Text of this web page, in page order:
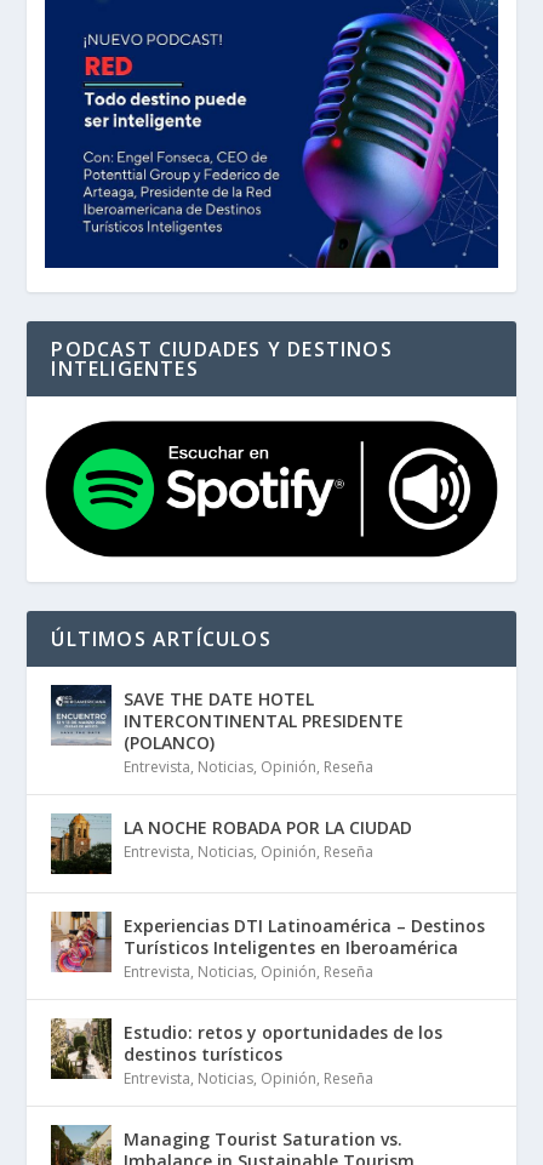
PODCAST CIUDADES Y DESTINOS
INTELIGENTES
ÚLTIMOS ARTÍCULOS
SAVE THE DATE HOTEL
INTERCONTINENTAL PRESIDENTE
(POLANCO)
Entrevista, Noticias, Opinión, Reseña
LA NOCHE ROBADA POR LA CIUDAD
Entrevista, Noticias, Opinión, Reseña
Experiencias DTI Latinoamérica – Destinos
Turísticos Inteligentes en Iberoamérica
Entrevista, Noticias, Opinión, Reseña
Estudio: retos y oportunidades de los
destinos turísticos
Entrevista, Noticias, Opinión, Reseña
Managing Tourist Saturation vs.